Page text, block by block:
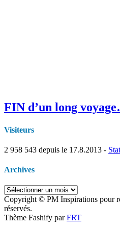
FIN d’un long
Visiteurs
2 958 543 depuis le 17.8.2013 -
Archives
Archives
Copyright © PM Inspirations pour
réservés.
Thème Fashify parFRT